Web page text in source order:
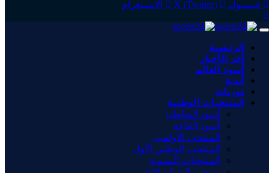
فيسبوك X (Twitter) الانستغرام
الرئيسية
آخر الأخبار
أسود العالم
أندية
دوريات
المنتخبات الوطنية
أسود الشاطئ
أسود القاعة
المنتخب الأولمبي
المنتخب الوطني الأول
المنتخبات النسوية